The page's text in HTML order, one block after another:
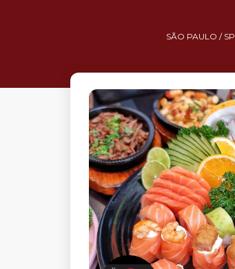
SÃO PAULO / SP